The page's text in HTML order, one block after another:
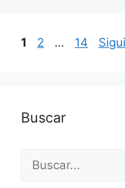
Página
1 Página
2 … Página
14
Buscar